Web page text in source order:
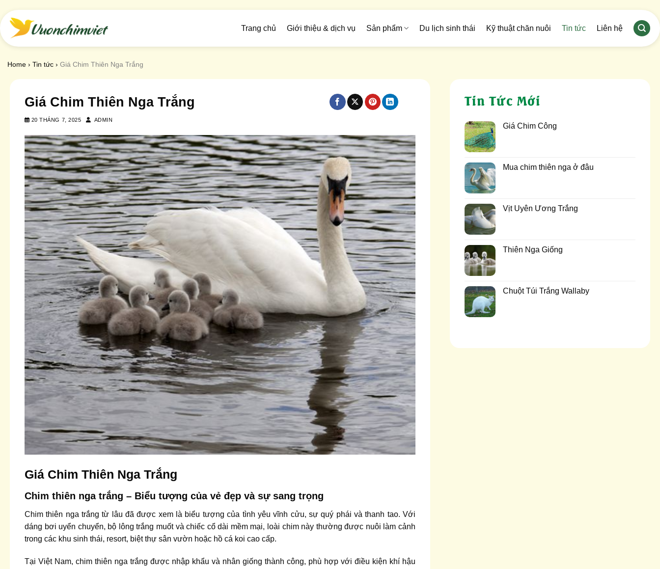
đến
nội
dung
Trang chủ Giới thiệu & dịch vụ Sản phẩm Du lịch sinh thái Kỹ thuật chăn nuôi Tin tức Liên hệ
Home › Tin tức › Giá Chim Thiên Nga Trắng
Giá Chim Thiên Nga Trắng
20 THÁNG 7, 2025 ADMIN
Giá Chim Thiên Nga Trắng
Chim thiên nga trắng – Biểu tượng của vẻ đẹp và sự sang trọng
Chim thiên nga trắng từ lâu đã được xem là biểu tượng của tình yêu vĩnh cửu, sự quý phái và thanh tao. Với
dáng bơi uyển chuyển, bộ lông trắng muốt và chiếc cổ dài mềm mại, loài chim này thường được nuôi làm cảnh
trong các khu sinh thái, resort, biệt thự sân vườn hoặc hồ cá koi cao cấp.
Tại Việt Nam, chim thiên nga trắng được nhập khẩu và nhân giống thành công, phù hợp với điều kiện khí hậu
Tin Tức Mới
Giá Chim Công
Mua chim thiên nga ở đâu
Vịt Uyên Ương Trắng
Thiên Nga Giống
Chuột Túi Trắng Wallaby